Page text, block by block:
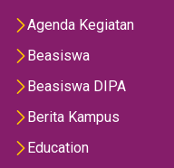
Agenda Kegiatan
Beasiswa
Beasiswa DIPA
Berita Kampus
Education